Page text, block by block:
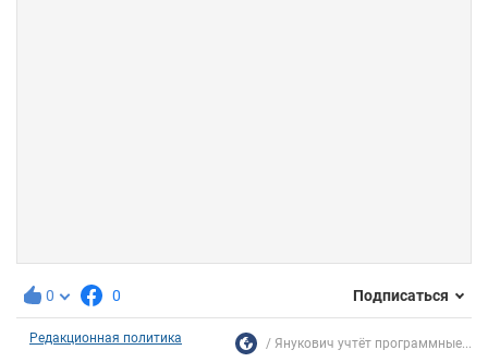
0 0 Подписаться
Редакционная политика Янукович учтёт программные...